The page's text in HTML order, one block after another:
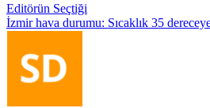
Editörün Seçtiği
İzmir hava durumu: Sıcaklık 35